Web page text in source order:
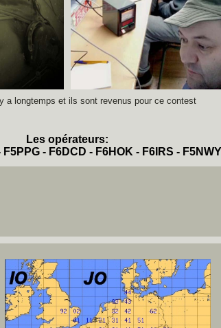
a longtemps et ils sont revenus pour ce contest
Les opérateurs:
F5PPG - F6DCD - F6HOK - F6IRS -